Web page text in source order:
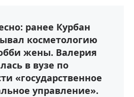
ранее Курбан
косметологию
жены. Валерия
в вузе по
«государственное
управление».